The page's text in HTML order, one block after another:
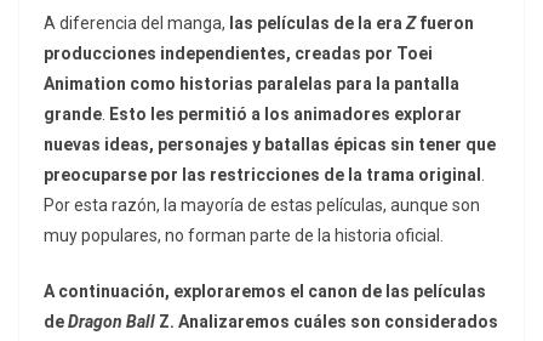
A diferencia del manga, las películas de la era Zfueron
producciones independientes, creadas por Toei
Animation como historias paralelas para la pantalla
grande Esto les permitió a los animadores explorar
nuevas ideas, personajes y batallas épicas sin tener que
preocuparse por las restricciones de la trama original
Por esta razón, la mayoría de estas películas, aunque son
muy populares, no forman parte de la historia oficial.
A continuación, exploraremos el canon de las películas
deDragon Ball Z. Analizaremos cuáles son considerados